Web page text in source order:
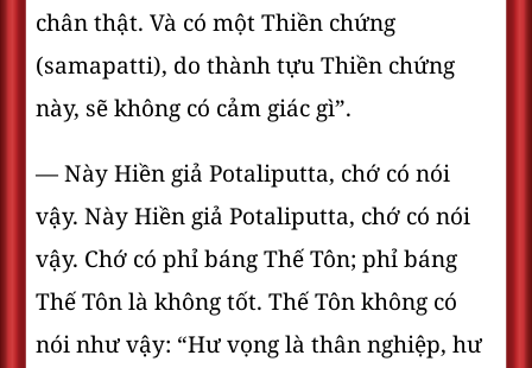
chân thật. Và có một Thiền chứng
(samapatti), do thành tựu Thiền chứng
này, sẽ không có cảm giác gì”.
— Này Hiền giả Potaliputta, chớ có nói
vậy. Này Hiền giả Potaliputta, chớ có nói
vậy. Chớ có phỉ báng Thế Tôn; phỉ báng
Thế Tôn là không tốt. Thế Tôn không có
nói như vậy: “Hư vọng là thân nghiệp, hư